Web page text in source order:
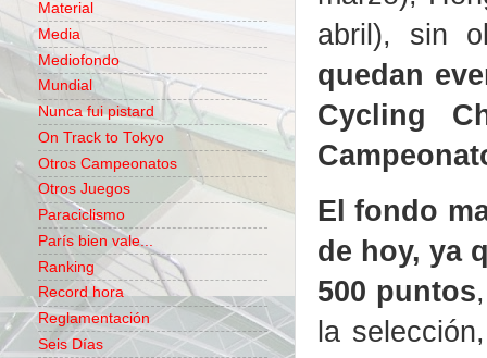
abril), sin
quedan
Cycling
El fondo
de hoy, ya
500 puntos
la
Material
Media
Mediofondo
Mundial
Nunca fui pistard
On Track to Tokyo
Otros Campeonatos
Otros Juegos
Paraciclismo
París bien vale...
Ranking
Record hora
Reglamentación
Seis Días